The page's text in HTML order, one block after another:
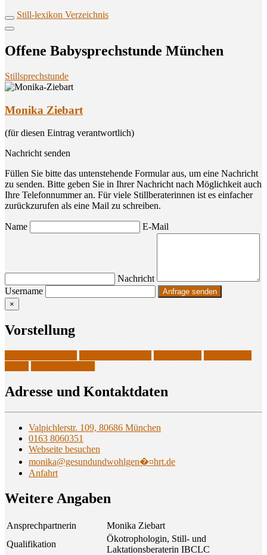
Still-lexikon Verzeichnis
Offe­ne Baby­sprech­stun­de München
Stillsprechstunde
Monika Ziebart
(für diesen Eintrag verantwortlich)
Nachricht senden
Füllen Sie bitte das untenstehende Formular aus, um eine Nachricht
zu senden. Bitte geben Sie in Ihrer Nachricht nach Möglichkeit auch
Ihre Telefonnummer an. Für viele Stillberaterinnen ist es einfacher
zurückzurufen als eine Mail zu schreiben.
Name E-Mail
Nachricht
Username
×
Vor­stel­lung
Adres­se und Kontaktdaten
Valpichlerstr. 109, 80686 München
0163 8060351
Webseite besuchen
monika@gesundundwohlgen�¤hrt.de
Anfahrt
Wei­te­re Angaben
Ansprechpartnerin
Monika Ziebart
Qualifikation
Ökotrophologin, Still- und
Laktationsberaterin IBCLC